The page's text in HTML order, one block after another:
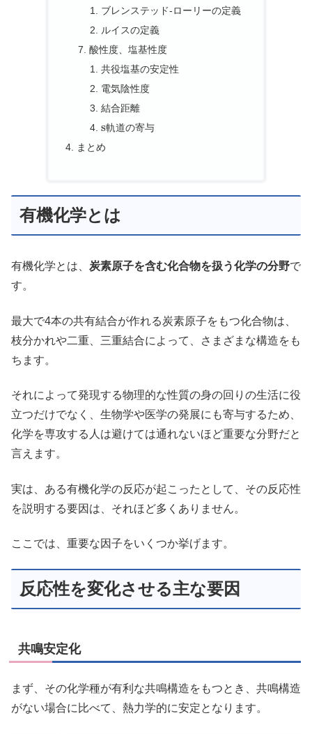
ブレンステッド-ローリーの定義
ルイスの定義
酸性度、塩基性度
共役塩基の安定性
電気陰性度
結合距離
軌道の寄与
まとめ
有機化学とは
有機化学とは、 炭素原子を含む化合物を扱う化学の分野で
す。
最大で4本の共有結合が作れる炭素原子をもつ化合物は、
枝分かれや二重、三重結合によって、さまざまな構造をも
ちます。
それによって発現する物理的な性質の身の回りの生活に役
立つだけでなく、生物学や医学の発展にも寄与するため、
化学を専攻する人は避けては通れないほど重要な分野だと
言えます。
実は、ある有機化学の反応が起こったとして、その反応性
を説明する要因は、それほど多くありません。
ここでは、重要な因子をいくつか挙げます。
反応性を変化させる主な要因
共鳴安定化
まず、その化学種が有利な共鳴構造をもつとき、共鳴構造
がない場合に比べて、熱力学的に安定となります。